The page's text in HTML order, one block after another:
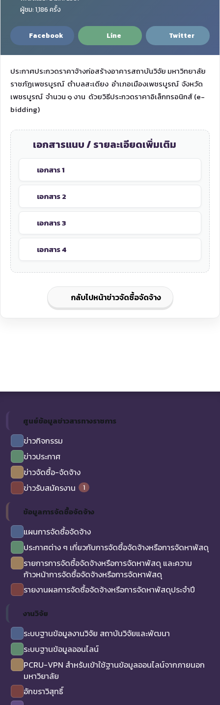
ผู้ชม: 1,186 ครั้ง
Facebook Line Twitter
ประกาศประกวดราคาจ้างก่อสร้างอาคารสถาบันวิจัย มหาวิทยาลัย
ราชภัฏเพชรบูรณ์ ตำบลสะเดียง อำเภอเมืองเพชรบูรณ์ จังหวัด
เพชรบูรณ์ จำนวน ๑ งาน ด้วยวิธีประกวดราคาอิเล็กทรอนิกส์ (e-
bidding)
เอกสารแนบ / รายละเอียดเพิ่มเติม
เอกสาร 1
เอกสาร 2
เอกสาร 3
เอกสาร 4
กลับไปหน้าข่าวจัดซื้อจัดจ้าง
ศูนย์ข้อมูลข่าวสารทางราชการ
ข่าวกิจกรรม
ข่าวประกาศ
ข่าวจัดซื้อ-จัดจ้าง
ข่าวรับสมัครงาน
1
ข้อมูลการจัดซื้อจัดจ้าง
แผนการจัดซื้อจัดจ้าง
ประกาศต่าง ๆ เกี่ยวกับการจัดซื้อจัดจ้างหรือการจัดหาพัสดุ
รายการการจัดซื้อจัดจ้างหรือการจัดหาพัสดุ และความ
ก้าวหน้าการจัดซื้อจัดจ้างหรือการจัดหาพัสดุ
รายงานผลการจัดซื้อจัดจ้างหรือการจัดหาพัสดุประจำปี
งานวิจัย
ระบบฐานข้อมูลงานวิจัย สถาบันวิจัยและพัฒนา
ระบบฐานข้อมูลออนไลน์
PCRU-VPN สำหรับเข้าใช้ฐานข้อมูลออนไลน์จากภายนอก
มหาวิยาลัย
อักขราวิสุทธิ์